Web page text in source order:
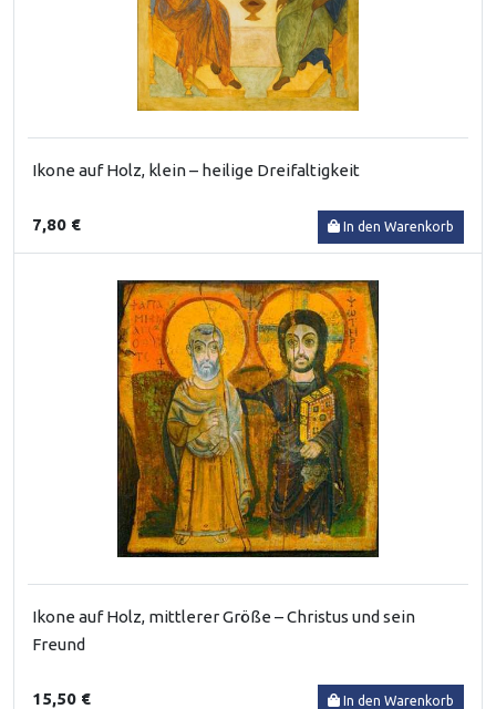
Ikone auf Holz, klein – heilige Dreifaltigkeit
7,80 € In den Warenkorb
Ikone auf Holz, mittlerer Größe – Christus und sein
Freund
15,50 € In den Warenkorb